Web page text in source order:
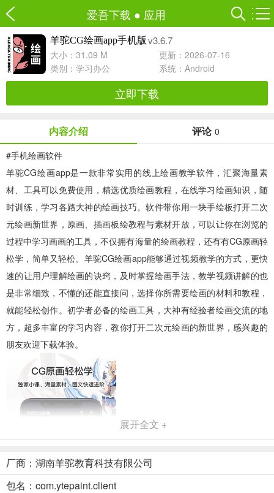
爱吾下载 ● 应用
羊驼CG绘画app手机版 v3.6.7
大小：31.09 M
更新：2026-07-16
类别： 学习办公 系统：Android
立即下载
内容介绍 评论 0
#手机绘画软件
羊驼CG绘画app是一款非常实用的线上绘画教学软件，汇聚海量素
材、工具可以免费使用，精选优质绘画教程，在线学习绘画知识，随
时训练，学习各路大神的绘画技巧。软件带你用一块手绘板打开二次
元绘画新世界，原画、插画板绘教程与素材开放，可以让你在浏览的
过程中学习画画的工具，不仅拥有海量的绘画教程，还有有CG原画轻
松学，简单又轻松。羊驼CG绘画app能够通过视频教学的方式，更快
速的让用户理解绘画的诀窍，及时掌握绘画手法，教学视频讲解的也
是非常细致，不懂的还能直接问，选择你所需要绘画的材料和教程，
就能轻松创作。初学者必备的绘画工具，大神有经验者绘画交流的地
方，超多丰富的学习内容，教你打开二次元绘画的新世界，感兴趣的
朋友欢迎下载体验。
展开全文 +
厂商：湖南羊驼教育科技有限公司
包名：com.ytepaint.client